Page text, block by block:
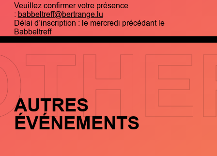
Veuillez confirmer votre présence
: babbeltreff@bertrange.lu
Délai d’inscription : le mercredi précédant le
Babbeltreff
AUTRES
ÉVÉNEMENTS